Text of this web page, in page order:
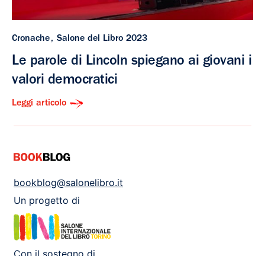
Cronache Salone del Libro 2023
Le parole di Lincoln spiegano ai giovani i
valori democratici
Leggi articolo
bookblog@salonelibro.it
Un progetto di